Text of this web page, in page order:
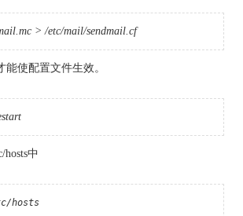
> /etc/mail/sendmail.cf
能使配置文件生效。
tart
中
hosts